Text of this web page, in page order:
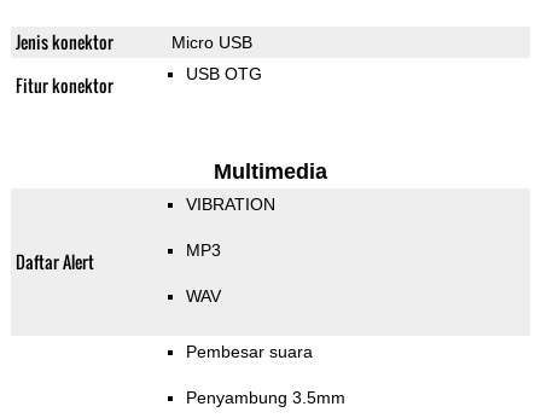
Jenis konektor Micro USB
Fitur konektor USB OTG
Multimedia
Daftar Alert
VIBRATION
MP3
WAV
Pembesar suara
Penyambung 3.5mm